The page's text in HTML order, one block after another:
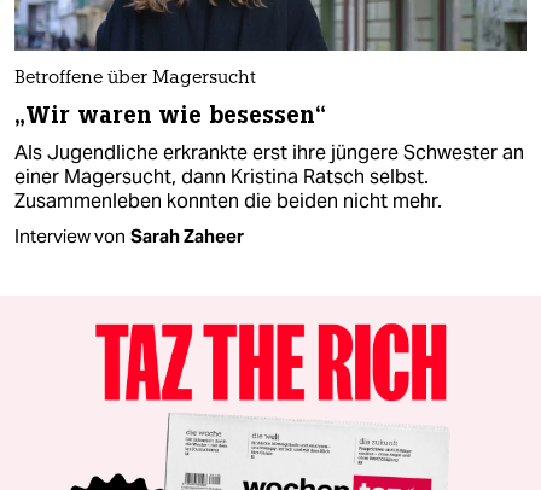
Betroffene über Magersucht
„Wir waren wie besessen“
Als Jugendliche erkrankte erst ihre jüngere Schwester an
einer Magersucht, dann Kristina Ratsch selbst.
Zusammenleben konnten die beiden nicht mehr.
Interview von Sarah Zaheer